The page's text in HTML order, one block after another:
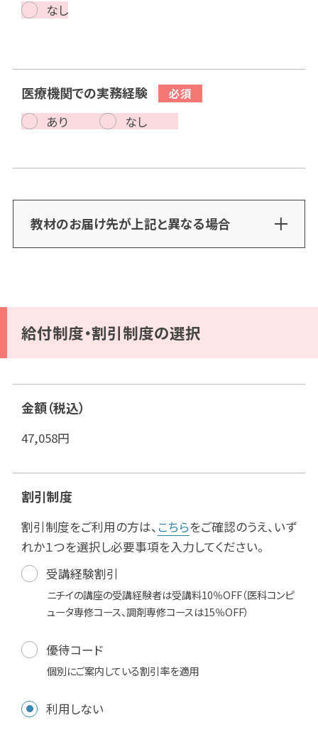
なし
医療機関での実務経験
あり なし
教材のお届け先が上記と異なる場合
給付制度・割引制度の選択
金額（税込）
47,058円
割引制度
割引制度をご利用の方は、 こちらをご確認のうえ、いず
れか１つを選択し必要事項を入力してください。
受講経験割引
ニチイの講座の受講経験者は受講料10％OFF（医科コンピ
ュータ専修コース、調剤専修コースは15％OFF）
優待コード
個別にご案内している割引率を適用
利用しない